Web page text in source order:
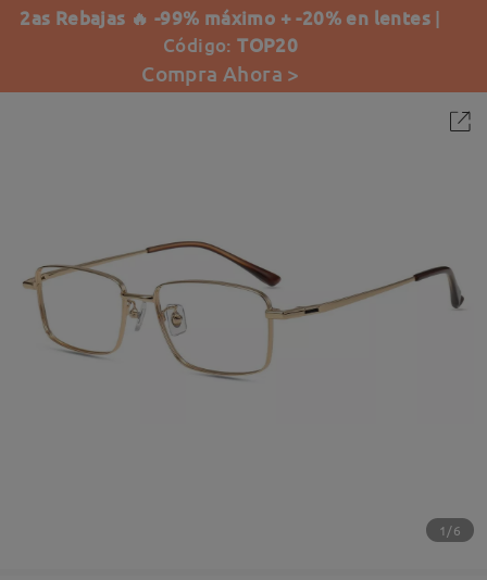
2as Rebajas 🔥 -99% máximo + -20% en lentes |
Código:TOP20
Compra Ahora >
1/6